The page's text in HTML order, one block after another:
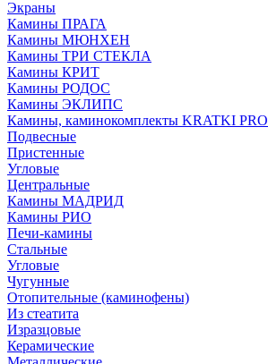
Экраны
Камины ПРАГА
Камины МЮНХЕН
Камины ТРИ СТЕКЛА
Камины КРИТ
Камины РОДОС
Камины ЭКЛИПС
Камины, каминокомплекты KRATKI PRO
Подвесные
Пристенные
Угловые
Центральные
Камины МАДРИД
Камины РИО
Печи-камины
Стальные
Угловые
Чугунные
Отопительные (каминофены)
Из стеатита
Изразцовые
Керамические